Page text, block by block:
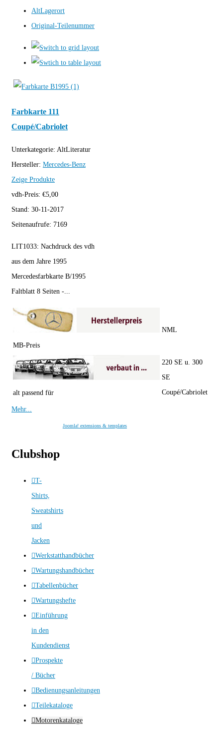
AltLagerort
Original-Teilenummer
Farbkarte 111
Coupé/Cabriolet
Unterkategorie: AltLiteratur
Hersteller: Mercedes-Benz
Zeige Produkte
vdh-Preis: €5,00
Stand: 30-11-2017
Seitenaufrufe: 7169
LIT1033: Nachdruck des vdh
aus dem Jahre 1995
Mercedesfarbkarte B/1995
Faltblatt 8 Seiten -...
MB-Preis
NML
alt passend für
220 SE u. 300
SE
Coupé/Cabriolet
Mehr...
Joomla! extensions & templates
Clubshop
T-
Shirts,
Sweatshirts
und
Jacken
Werkstatthandbücher
Wartungshandbücher
Tabellenbücher
Wartungshefte
Einführung
in den
Kundendienst
Prospekte
/ Bücher
Bedienungsanleitungen
Teilekataloge
Motorenkataloge